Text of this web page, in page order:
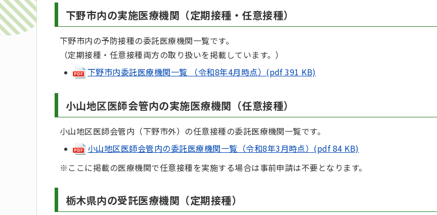
下野市内の実施医療機関（定期接種・任意接種）
下野市内の予防接種の委託医療機関一覧です。
（定期接種・任意接種両方の取り扱いを掲載しています。）
下野市内委託医療機関一覧 （令和8年4月時点）(pdf 391 KB)
小山地区医師会管内の実施医療機関（任意接種）
小山地区医師会管内（下野市外）の任意接種の委託医療機関一覧です。
小山地区医師会管内の委託医療機関一覧（令和8年3月時点）(pdf 84 KB)
※ここに掲載の医療機関で任意接種を実施する場合は事前申請は不要となります。
栃木県内の受託医療機関（定期接種）